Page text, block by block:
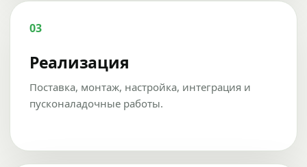
03
Реализация
Поставка, монтаж, настройка, интеграция и
пусконаладочные работы.